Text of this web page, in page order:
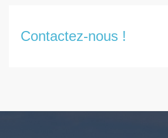
Contactez-nous !